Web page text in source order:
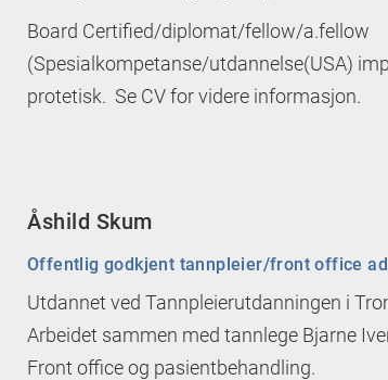
Board Certified/diplomat/fellow/a.fellow
(Spesialkompetanse/utdannelse(USA)
protetisk. Se CV for videre informasjon.
Åshild Skum
Offentlig godkjent tannpleier/front office
Utdannet ved Tannpleierutdanningen i
Arbeidet sammen med tannlege Bjarne
Front office og pasientbehandling.